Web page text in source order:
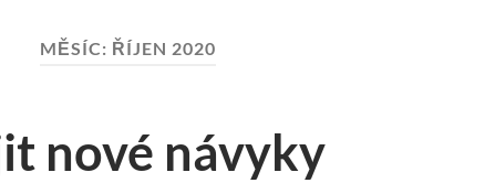
MĚSÍC: ŘÍJEN 2020
nové návyky